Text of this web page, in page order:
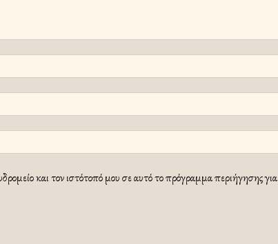
και τον ιστότοπό μου σε αυτό το πρόγραμμα περιήγησης για